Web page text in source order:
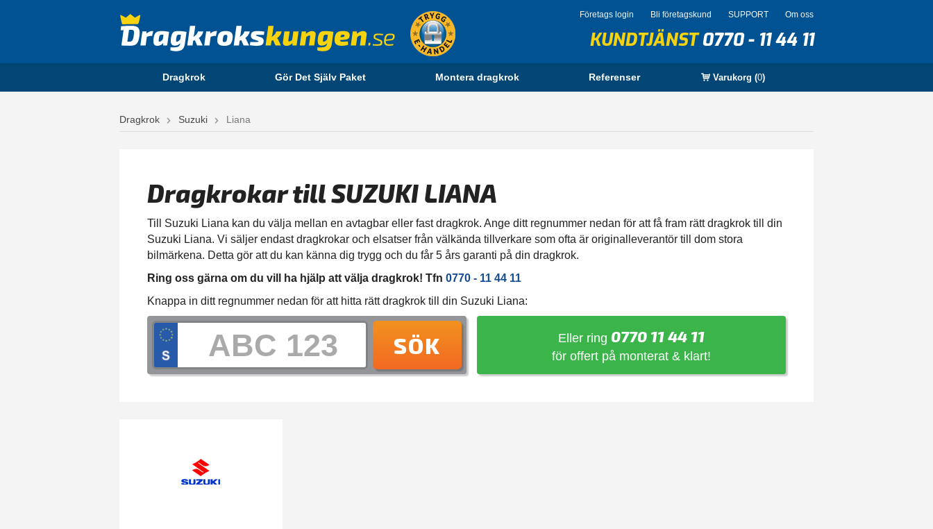
Företags login Bli företagskund SUPPORT Om oss
KUNDTJÄNST0770 - 11 44 11
Dragkrok Gör Det Själv Paket Montera dragkrok Referenser Varukorg (0)
Dragkrok Suzuki Liana
Dragkrokar till SUZUKI LIANA
Till Suzuki Liana kan du välja mellan en avtagbar eller fast dragkrok. Ange ditt regnummer nedan för att få fram rätt dragkrok till din
Suzuki Liana. Vi säljer endast dragkrokar och elsatser från välkända tillverkare som ofta är originalleverantör till dom stora
bilmärkena. Detta gör att du kan känna dig trygg och du får 5 års garanti på din dragkrok.
Ring oss gärna om du vill ha hjälp att välja dragkrok! Tfn 0770 - 11 44 11
Knappa in ditt regnummer nedan för att hitta rätt dragkrok till din Suzuki Liana:
SÖK Eller ring 0770 11 44 11
för offert på monterat & klart!